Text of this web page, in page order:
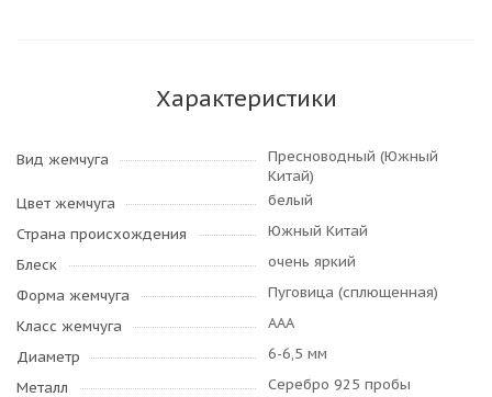
Характеристики
Вид жемчуга
Пресноводный (Южный
Китай)
Цвет жемчуга
белый
Страна происхождения
Южный Китай
Блеск
очень яркий
Форма жемчуга
Пуговица (сплющенная)
Класс жемчуга
AAA
Диаметр
6-6,5 мм
Металл
Серебро 925 пробы